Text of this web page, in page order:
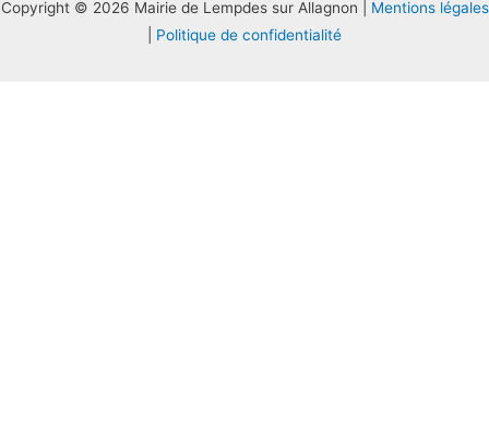
Copyright © 2026 Mairie de Lempdes sur Allagnon | Mentions légales
Politique de confidentialité